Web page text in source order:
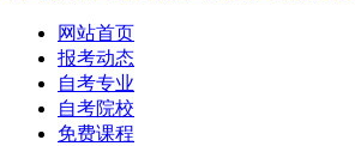
网站首页
报考动态
自考专业
自考院校
免费课程